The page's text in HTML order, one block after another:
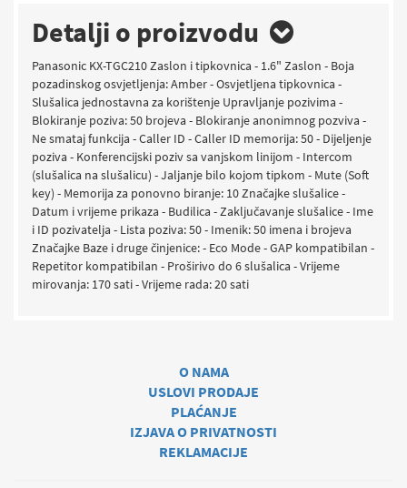
Detalji o proizvodu
Panasonic KX-TGC210 Zaslon i tipkovnica - 1.6" Zaslon - Boja
pozadinskog osvjetljenja: Amber - Osvjetljena tipkovnica -
Slušalica jednostavna za korištenje Upravljanje pozivima -
Blokiranje poziva: 50 brojeva - Blokiranje anonimnog pozviva -
Ne smataj funkcija - Caller ID - Caller ID memorija: 50 - Dijeljenje
poziva - Konferencijski poziv sa vanjskom linijom - Intercom
(slušalica na slušalicu) - Jaljanje bilo kojom tipkom - Mute (Soft
key) - Memorija za ponovno biranje: 10 Značajke slušalice -
Datum i vrijeme prikaza - Budilica - Zaključavanje slušalice - Ime
i ID pozivatelja - Lista poziva: 50 - Imenik: 50 imena i brojeva
Značajke Baze i druge činjenice: - Eco Mode - GAP kompatibilan -
Repetitor kompatibilan - Proširivo do 6 slušalica - Vrijeme
mirovanja: 170 sati - Vrijeme rada: 20 sati
O NAMA
USLOVI PRODAJE
PLAĆANJE
IZJAVA O PRIVATNOSTI
REKLAMACIJE